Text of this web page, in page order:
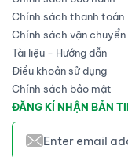
Chính sách thanh toán
Chính sách vận chuyển
Tài liệu - Hướng dẫn
Điều khoản sử dụng
Chính sách bảo mật
ĐĂNG KÍ NHẬN BẢN